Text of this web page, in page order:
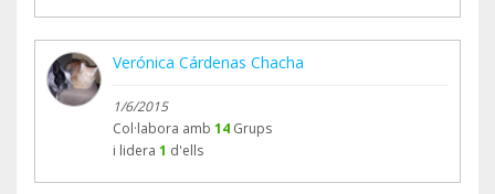
Verónica Cárdenas Chacha
1/6/2015
Col·labora amb 14 Grups
i lidera 1 d'ells